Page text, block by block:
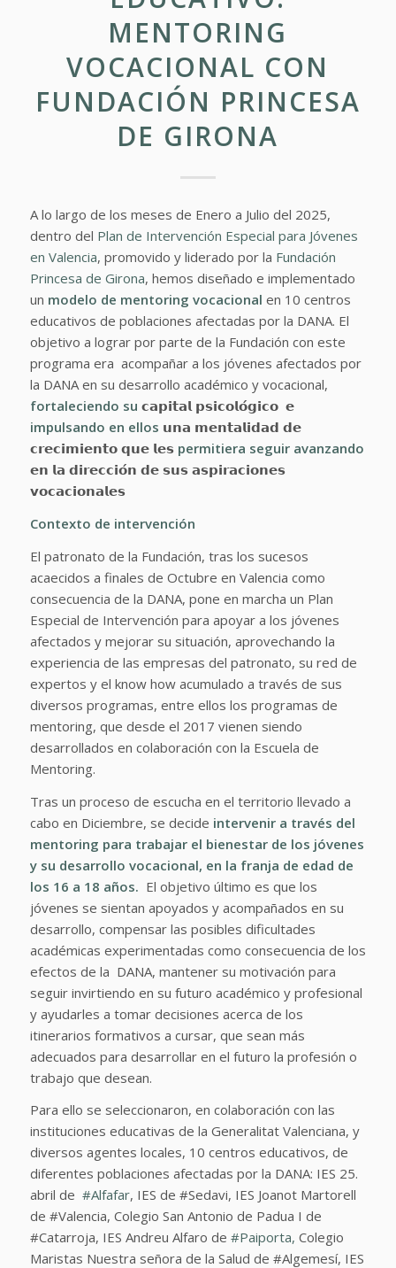
MENTORING
VOCACIONAL CON
FUNDACIÓN PRINCESA
DE GIRONA
A lo largo de los meses de Enero a Julio del 2025,
dentro del Plan de Intervención Especial para Jóvenes
en Valencia, promovido y liderado por la Fundación
Princesa de Girona, hemos diseñado e implementado
un modelo de mentoring vocacional en 10 centros
educativos de poblaciones afectadas por la DANA. El
objetivo a lograr por parte de la Fundación con este
programa era acompañar a los jóvenes afectados por
la DANA en su desarrollo académico y vocacional,
fortaleciendo su 𝗰𝗮𝗽𝗶𝘁𝗮𝗹 𝗽𝘀𝗶𝗰𝗼𝗹𝗼́𝗴𝗶𝗰𝗼 𝗲
impulsando en ellos 𝘂𝗻𝗮 𝗺𝗲𝗻𝘁𝗮𝗹𝗶𝗱𝗮𝗱 𝗱𝗲
𝗰𝗿𝗲𝗰𝗶𝗺𝗶𝗲𝗻𝘁𝗼 𝗾𝘂𝗲 𝗹𝗲𝘀 permitiera seguir avanzando
𝗲𝗻 𝗹𝗮 𝗱𝗶𝗿𝗲𝗰𝗰𝗶𝗼́𝗻 𝗱𝗲 𝘀𝘂𝘀 𝗮𝘀𝗽𝗶𝗿𝗮𝗰𝗶𝗼𝗻𝗲𝘀
𝘃𝗼𝗰𝗮𝗰𝗶𝗼𝗻𝗮𝗹𝗲𝘀
Contexto de intervención
El patronato de la Fundación, tras los sucesos
acaecidos a finales de Octubre en Valencia como
consecuencia de la DANA, pone en marcha un Plan
Especial de Intervención para apoyar a los jóvenes
afectados y mejorar su situación, aprovechando la
experiencia de las empresas del patronato, su red de
expertos y el know how acumulado a través de sus
diversos programas, entre ellos los programas de
mentoring, que desde el 2017 vienen siendo
desarrollados en colaboración con la Escuela de
Mentoring.
Tras un proceso de escucha en el territorio llevado a
cabo en Diciembre, se decide intervenir a través del
mentoring para trabajar el bienestar de los jóvenes
y su desarrollo vocacional, en la franja de edad de
los 16 a 18 años. El objetivo último es que los
jóvenes se sientan apoyados y acompañados en su
desarrollo, compensar las posibles dificultades
académicas experimentadas como consecuencia de los
efectos de la DANA, mantener su motivación para
seguir invirtiendo en su futuro académico y profesional
y ayudarles a tomar decisiones acerca de los
itinerarios formativos a cursar, que sean más
adecuados para desarrollar en el futuro la profesión o
trabajo que desean.
Para ello se seleccionaron, en colaboración con las
instituciones educativas de la Generalitat Valenciana, y
diversos agentes locales, 10 centros educativos, de
diferentes poblaciones afectadas por la DANA: IES 25.
abril de #Alfafar, IES de #Sedavi, IES Joanot Martorell
de #Valencia, Colegio San Antonio de Padua I de
#Catarroja, IES Andreu Alfaro de #Paiporta, Colegio
Maristas Nuestra señora de la Salud de #Algemesí, IES